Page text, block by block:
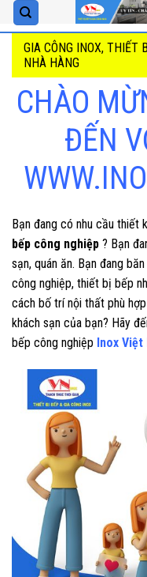
Skip
to
contentGIA CÔNG INOX, THIẾT
NHÀ HÀNG
CHÀO
ĐẾN
Bạn đang có nhu cầu thiết
bếp công nghiệp ? Bạn
sạn, quán ăn. Bạn đang
công nghiệp, thiết bị bếp
cách bố trí nội thất phù
khách sạn của bạn? Hãy
bếp công nghiệp Inox Việt